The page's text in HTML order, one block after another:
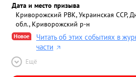
Дата и место призыва
Криворожский РВК, Украинская ССР,
обл., Криворожский р-н
Новое
Читать об этих событиях в
части
Ещё